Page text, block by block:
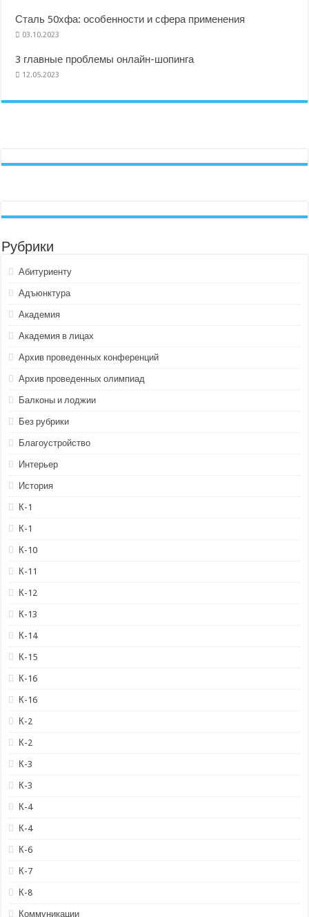
Сталь 50хфа: особенности и сфера применения
03.10.2023
3 главные проблемы онлайн-шопинга
12.05.2023
Рубрики
Абитуриенту
Адъюнктура
Академия
Академия в лицах
Архив проведенных конференций
Архив проведенных олимпиад
Балконы и лоджии
Без рубрики
Благоустройство
Интерьер
История
К-1
К-1
К-10
К-11
К-12
К-13
К-14
К-15
К-16
К-16
К-2
К-2
К-3
К-3
К-4
К-4
К-6
К-7
К-8
Коммуникации